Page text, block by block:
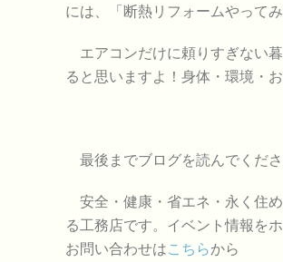
には、「断熱リフォームやって
エアコンだけに頼りすぎない
ると思いますよ！身体・環境・
最後までブログを読んでくだ
安全・健康・省エネ・永く住
る工務店です。イベント情報を
お問い合わせはこちらから